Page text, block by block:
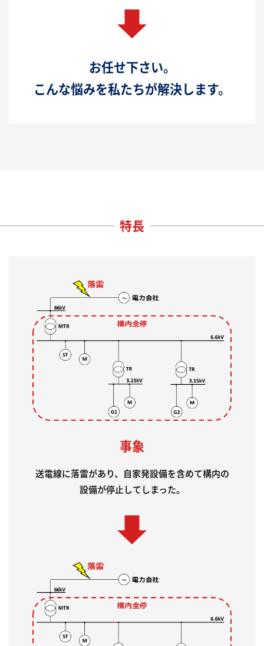
お任せ下さい。
こんな悩みを私たちが解決します。
特長
事象
送電線に落雷があり、自家発設備を含めて構内の
設備が停止してしまった。